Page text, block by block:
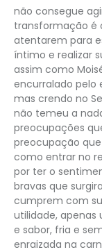
não consegue
transformação é
atentarem para
íntimo e realizar
assim como
encurralado pelo
mas crendo no
não temeu a
preocupações
preocupação
como entrar no
por ter o
bravas que
cumprem com
utilidade, apenas
e sabor, fria e
enraizada na